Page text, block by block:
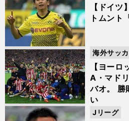
【ドイ
トムント
【ヨー
A・マド
バオ。 勝
い
海外サッ
Jリーグ